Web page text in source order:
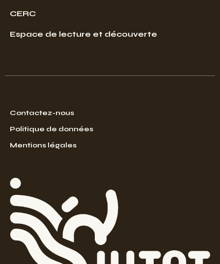
CERC
Espace de lecture et découverte
Contactez-nous
Politique de données
Mentions légales